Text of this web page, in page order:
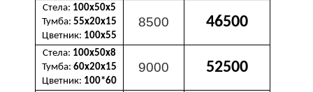
Стела: 100х50х5
Тумба: 55х20х15
Цветник: 100х55
8500 46500
Стела: 100х50х8
Тумба: 60х20х15
Цветник: 100*60
9000 52500